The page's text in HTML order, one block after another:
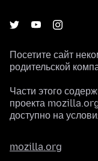
Посетите сайт
родительской
Части этого
проекта
доступно на
mozilla.org